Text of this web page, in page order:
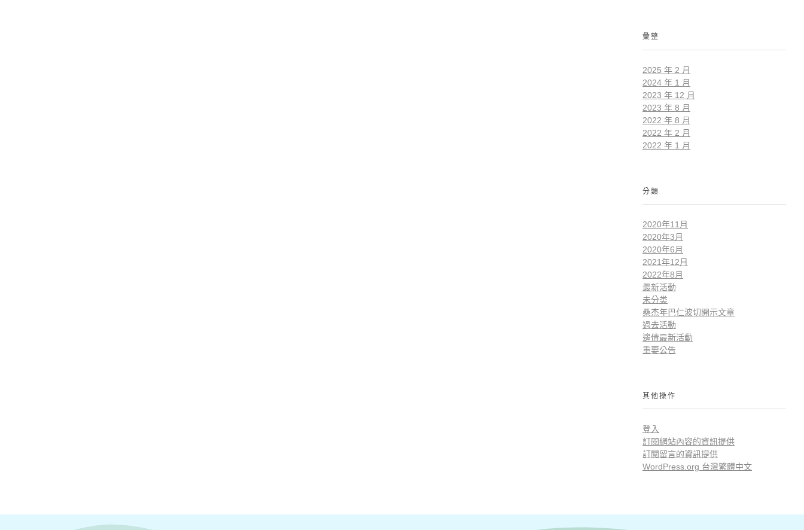
彙整
2025 年 2 月
2024 年 1 月
2023 年 12 月
2023 年 8 月
2022 年 8 月
2022 年 2 月
2022 年 1 月
分類
2020年11月
2020年3月
2020年6月
2021年12月
2022年8月
最新活動
未分类
桑杰年巴仁波切開示文章
過去活動
邊倩最新活動
重要公告
其他操作
登入
訂閱網站內容的資訊提供
訂閱留言的資訊提供
WordPress.org 台灣繁體中文